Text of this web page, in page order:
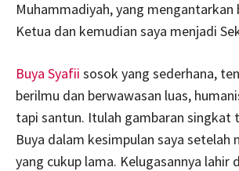
Muhammadiyah, yang mengantarkan
Ketua dan kemudian saya menjadi
Buya Syafii sosok yang sederhana,
berilmu dan berwawasan luas,
tapi santun. Itulah gambaran singkat
Buya dalam kesimpulan saya setelah
yang cukup lama. Kelugasannya lahir